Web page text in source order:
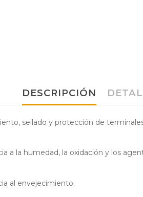
DESCRIPCIÓN
sellado y protección de
a la humedad, la oxidación y los
al envejecimiento.